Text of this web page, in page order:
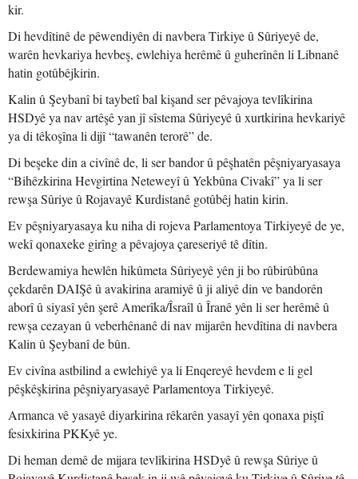
kir.
Di hevdîtinê de pêwendiyên di navbera Tirkiye û Sûriyeyê de,
warên hevkariya hevbeş, ewlehiya herêmê û guherînên li Libnanê
hatin gotûbêjkirin.
Kalin û Şeybanî bi taybetî bal kişand ser pêvajoya tevlîkirina
HSDyê ya nav artêşê yan jî sîstema Sûriyeyê û xurtkirina hevkariyê
ya di têkoşîna li dijî “tawanên terorê” de.
Di beşeke din a civînê de, li ser bandor û pêşhatên pêşniyaryasaya
“Bihêzkirina Hevgirtina Neteweyî û Yekbûna Civakî” ya li ser
rewşa Sûriye û Rojavayê Kurdistanê gotûbêj hatin kirin.
Ev pêşniyaryasaya ku niha di rojeva Parlamentoya Tirkiyeyê de ye,
wekî qonaxeke girîng a pêvajoya çareseriyê tê dîtin.
Berdewamiya hewlên hikûmeta Sûriyeyê yên ji bo rûbirûbûna
çekdarên DAIŞê û avakirina aramiyê û ji aliyê din ve bandorên
aborî û siyasî yên şerê Amerîka/Îsraîl û Îranê yên li ser herêmê û
rewşa cezayan û veberhênanê di nav mijarên hevdîtina di navbera
Kalin û Şeybanî de bûn.
Ev civîna astbilind a ewlehiyê ya li Enqereyê hevdem e li gel
pêşkêşkirina pêşniyaryasayê Parlamentoya Tirkiyeyê.
Armanca vê yasayê diyarkirina rêkarên yasayî yên qonaxa piştî
fesixkirina PKKyê ye.
Di heman demê de mijara tevlîkirina HSDyê û rewşa Sûriye û